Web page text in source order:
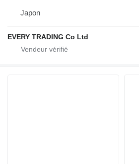
Japon
EVERY TRADING Co Ltd